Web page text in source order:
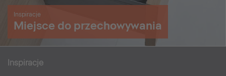
Inspiracje
Miejsce do przechowywania
Inspiracje